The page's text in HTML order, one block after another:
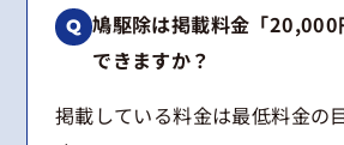
鳩駆除は掲載料金「20,000
できますか？
掲載している料金は最低料金の